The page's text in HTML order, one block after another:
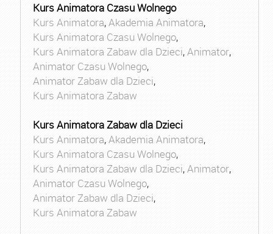
Kurs Animatora Czasu Wolnego
Kurs Animatora,Akademia Animatora,
Kurs Animatora Czasu Wolnego,
Kurs Animatora Zabaw dla Dzieci,Animator,
Animator Czasu Wolnego,
Animator Zabaw dla Dzieci,
Kurs Animatora Zabaw
Kurs Animatora Zabaw dla Dzieci
Kurs Animatora,Akademia Animatora,
Kurs Animatora Czasu Wolnego,
Kurs Animatora Zabaw dla Dzieci,Animator,
Animator Czasu Wolnego,
Animator Zabaw dla Dzieci,
Kurs Animatora Zabaw